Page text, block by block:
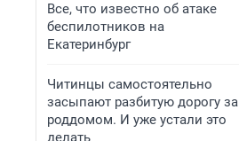
Все, что известно об атаке
беспилотников на
Екатеринбург
Читинцы самостоятельно
засыпают разбитую дорогу за
роддомом. И уже устали это
делать